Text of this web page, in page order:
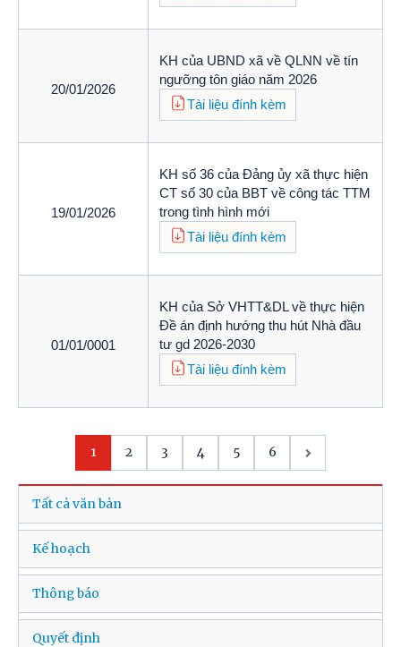
20/01/2026
KH của UBND xã về QLNN về tín
ngưỡng tôn giáo năm 2026
Tài liệu đính kèm
19/01/2026
KH số 36 của Đảng ủy xã thực hiện
CT số 30 của BBT về công tác TTM
trong tình hình mới
Tài liệu đính kèm
01/01/0001
KH của Sở VHTT&DL về thực hiện
Đề án định hướng thu hút Nhà đầu
tư gd 2026-2030
Tài liệu đính kèm
1 2 3 4 5 6
Tất cả văn bản
Kế hoạch
Thông báo
Quyết định